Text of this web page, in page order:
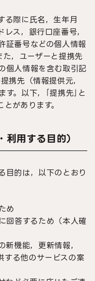
る際に氏名，生年月
ス，銀行口座番号，
証番号などの個人情報
，ユーザーと提携先
個人情報を含む取引記
携先（情報提供元，
す。以下，｢提携先｣と
があります。
用する目的）
目的は，以下のとおり
め
回答するため（本人確
機能，更新情報，
する他のサービスの案